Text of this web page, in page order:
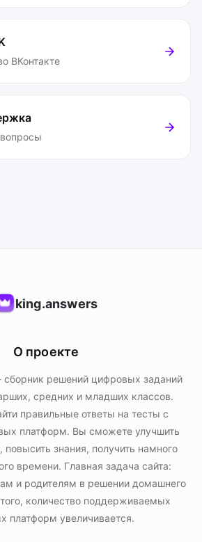
ВКонтакте
king.answers
О проекте
решений цифровых заданий
средних и младших классов.
правильные ответы на тесты с
платформ. Вы сможете улучшить
знания, получить намного
времени. Главная задача сайта:
и родителям в решении домашнего
количество поддерживаемых
платформ увеличивается.